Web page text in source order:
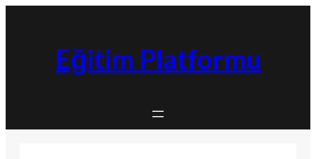
Eğitim Platformu